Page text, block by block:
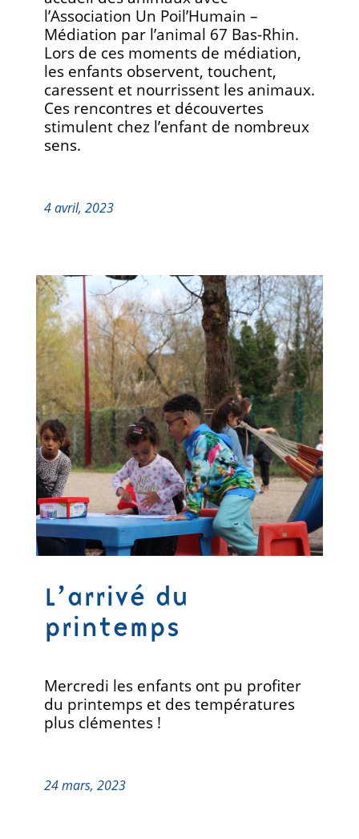
l’Association Un Poil’Humain –
Médiation par l’animal 67 Bas-Rhin.
Lors de ces moments de médiation,
les enfants observent, touchent,
caressent et nourrissent les animaux.
Ces rencontres et découvertes
stimulent chez l’enfant de nombreux
sens.
4 avril, 2023
L’arrivé du
printemps
Mercredi les enfants ont pu profiter
du printemps et des températures
plus clémentes !
24 mars, 2023